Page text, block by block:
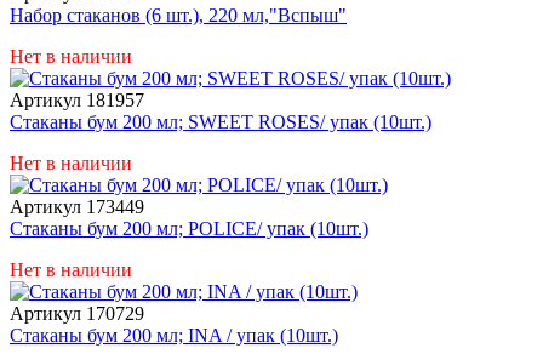
Набор стаканов (6 шт.), 220 мл,"Вспыш"
Нет в наличии
Артикул 181957
Стаканы бум 200 мл; SWEET ROSES/ упак (10шт.)
Нет в наличии
Артикул 173449
Стаканы бум 200 мл; POLICE/ упак (10шт.)
Нет в наличии
Артикул 170729
Стаканы бум 200 мл; INA / упак (10шт.)